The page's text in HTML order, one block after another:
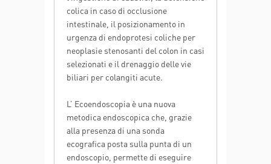
colica in caso di occlusione
intestinale, il posizionamento in
urgenza di endoprotesi coliche per
neoplasie stenosanti del colon in casi
selezionati e il drenaggio delle vie
biliari per colangiti acute.
L’ Ecoendoscopia è una nuova
metodica endoscopica che, grazie
alla presenza di una sonda
ecografica posta sulla punta di un
endoscopio, permette di eseguire